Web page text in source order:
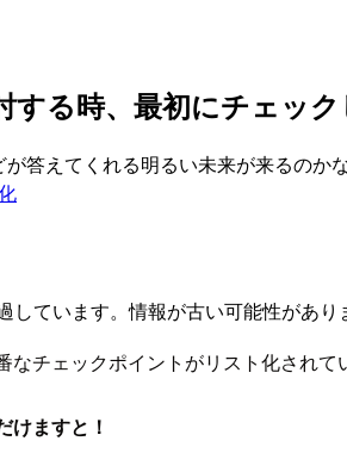
る時、最初にチェッ
答えてくれる明るい未来が来るの
ています。情報が古い可能性があり
チェックポイントがリスト化され
けますと！